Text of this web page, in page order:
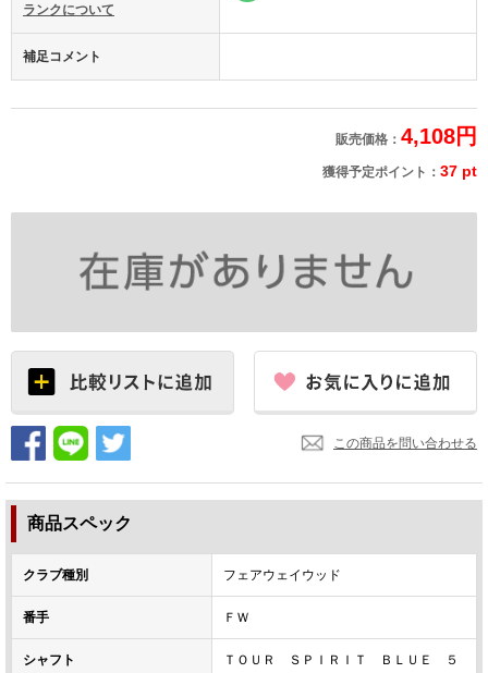
ランクについて
補足コメント
販売価格： 4,108円
獲得予定ポイント： 37 pt
この商品を問い合わせる
商品スペック
クラブ種別 フェアウェイウッド
番手 ＦＷ
シャフト
ＴＯＵＲ ＳＰＩＲＩＴ ＢＬＵＥ ５